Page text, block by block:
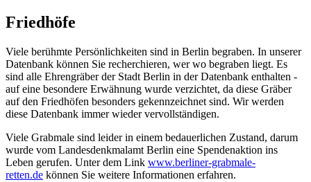
Friedhöfe
Viele berühmte Persönlichkeiten sind in Berlin begraben. In unserer
Datenbank können Sie recherchieren, wer wo begraben liegt. Es
sind alle Ehrengräber der Stadt Berlin in der Datenbank enthalten -
auf eine besondere Erwähnung wurde verzichtet, da diese Gräber
auf den Friedhöfen besonders gekennzeichnet sind. Wir werden
diese Datenbank immer wieder vervollständigen.
Viele Grabmale sind leider in einem bedauerlichen Zustand, darum
wurde vom Landesdenkmalamt Berlin eine Spendenaktion ins
Leben gerufen. Unter dem Link www.berliner-grabmale-
retten.de können Sie weitere Informationen erfahren.